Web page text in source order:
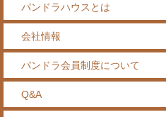
パンドラハウスとは
会社情報
パンドラ会員制度について
Q&A